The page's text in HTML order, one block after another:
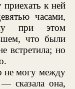
к ней
часами,
при этом
что были
встретила; но
не могу между
сказала она,